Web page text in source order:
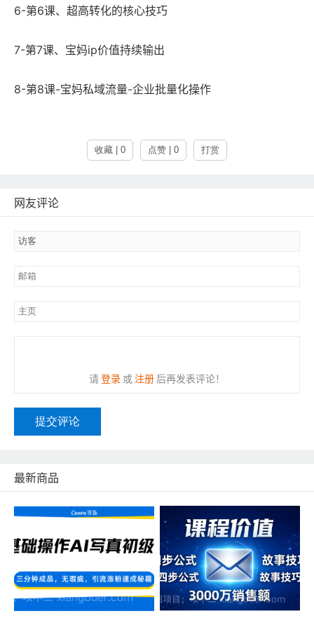
6-第6课、超高转化的核心技巧
7-第7课、宝妈ip价值持续输出
8-第8课-宝妈私域流量-企业批量化操作
收藏 | 0 点赞 | 0 打赏
网友评论
请登录 或 注册 后再发表评论！
提交评论
最新商品